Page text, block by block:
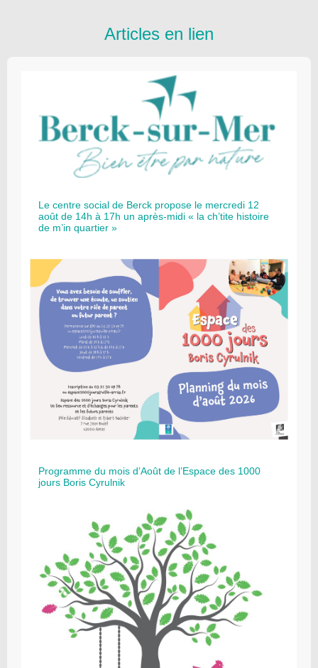
Articles en lien
Le centre social de Berck propose le mercredi 12
août de 14h à 17h un après-midi « la ch’tite histoire
de m’in quartier »
Programme du mois d’Août de l’Espace des 1000
jours Boris Cyrulnik